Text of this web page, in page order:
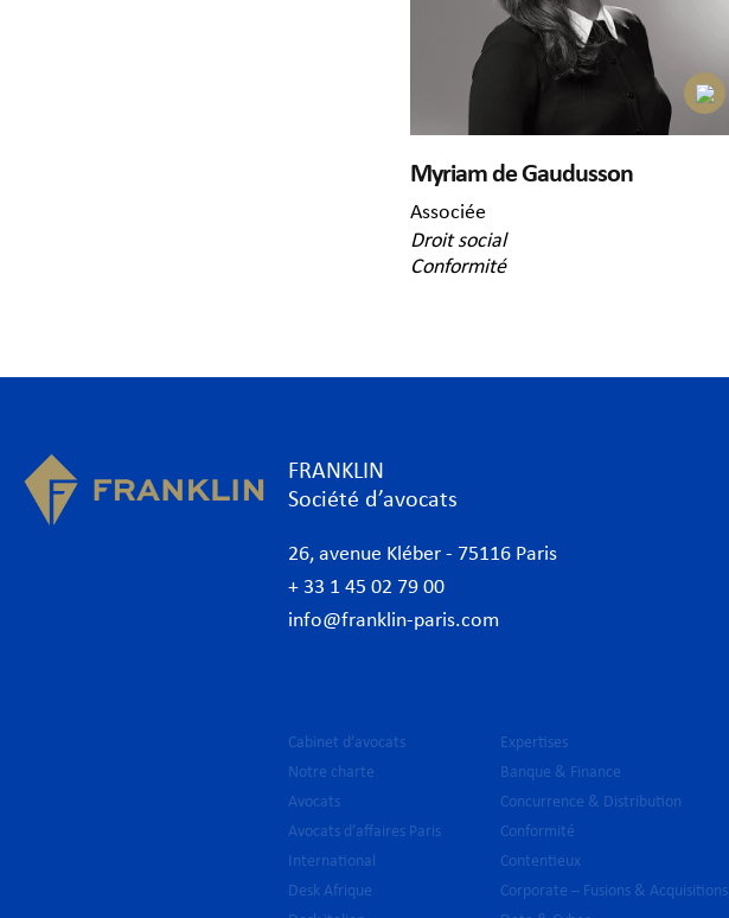
Myriam de Gaudusson
Associée
Droit social
Conformité
FRANKLIN
Société d’avocats
26, avenue Kléber - 75116 Paris
+ 33 1 45 02 79 00
info@franklin-paris.com
Cabinet d’avocats
Notre charte
Avocats
Avocats d’affaires Paris
International
Desk Afrique
Expertises
Banque & Finance
Concurrence & Distribution
Conformité
Contentieux
Corporate – Fusions & Acquisitions